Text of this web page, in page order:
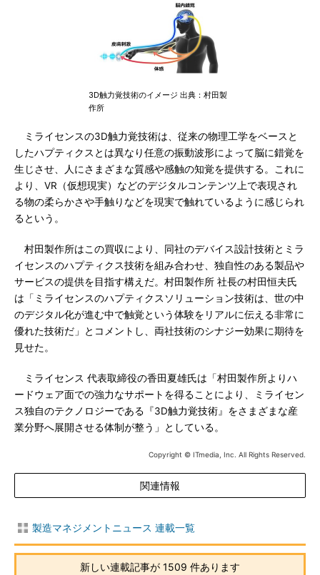
3D触力覚技術のイメージ 出典：村田製
作所
ミライセンスの3D触力覚技術は、従来の物理工学をベースと
したハプティクスとは異なり任意の振動波形によって脳に錯覚を
生じさせ、人にさまざまな質感や感触の知覚を提供する。これに
より、VR（仮想現実）などのデジタルコンテンツ上で表現され
る物の柔らかさや手触りなどを現実で触れているように感じられ
るという。
村田製作所はこの買収により、同社のデバイス設計技術とミラ
イセンスのハプティクス技術を組み合わせ、独自性のある製品や
サービスの提供を目指す構えだ。村田製作所 社長の村田恒夫氏
は「ミライセンスのハプティクスソリューション技術は、世の中
のデジタル化が進む中で触覚という体験をリアルに伝える非常に
優れた技術だ」とコメントし、両社技術のシナジー効果に期待を
見せた。
ミライセンス 代表取締役の香田夏雄氏は「村田製作所よりハ
ードウェア面での強力なサポートを得ることにより、ミライセン
ス独自のテクノロジーである『3D触力覚技術』をさまざまな産
業分野へ展開させる体制が整う」としている。
Copyright © ITmedia, Inc. All Rights Reserved.
関連情報
製造マネジメントニュース 連載一覧
新しい連載記事が 1509 件あります